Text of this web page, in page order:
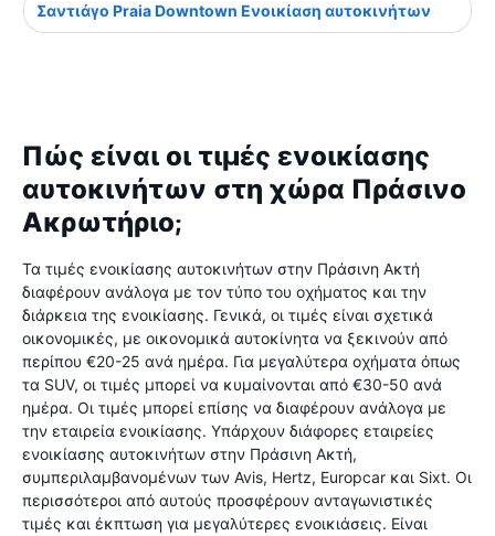
Σαντιάγο Praia Downtown Ενοικίαση αυτοκινήτων
Πώς είναι οι τιμές ενοικίασης
αυτοκινήτων στη χώρα Πράσινο
Ακρωτήριο;
Τα τιμές ενοικίασης αυτοκινήτων στην Πράσινη Ακτή
διαφέρουν ανάλογα με τον τύπο του οχήματος και την
διάρκεια της ενοικίασης. Γενικά, οι τιμές είναι σχετικά
οικονομικές, με οικονομικά αυτοκίνητα να ξεκινούν από
περίπου €20-25 ανά ημέρα. Για μεγαλύτερα οχήματα όπως
τα SUV, οι τιμές μπορεί να κυμαίνονται από €30-50 ανά
ημέρα. Οι τιμές μπορεί επίσης να διαφέρουν ανάλογα με
την εταιρεία ενοικίασης. Υπάρχουν διάφορες εταιρείες
ενοικίασης αυτοκινήτων στην Πράσινη Ακτή,
συμπεριλαμβανομένων των Avis, Hertz, Europcar και Sixt. Οι
περισσότεροι από αυτούς προσφέρουν ανταγωνιστικές
τιμές και έκπτωση για μεγαλύτερες ενοικιάσεις. Είναι